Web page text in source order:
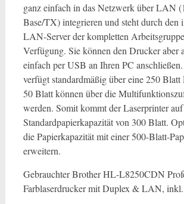
ganz einfach in das Netzwerk über LAN
Base/TX) integrieren und steht durch den
LAN-Server der kompletten
Verfügung. Sie können den Drucker aber
einfach per USB an Ihren PC
verfügt standardmäßig über eine 250 Blatt
50 Blatt können über die
werden. Somit kommt der Laserprinter
Standardpapierkapazität von 300 Blatt.
die Papierkapazität mit einer 500-Blatt-
erweitern.
Gebrauchter Brother HL-L8250CDN
Farblaserdrucker mit Duplex & LAN,